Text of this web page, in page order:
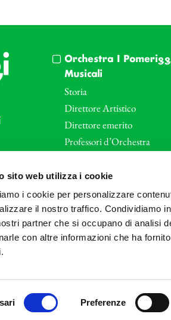
sito web utilizza i cookie
i cookie per personalizzare
il nostro traffico. Condividiamo
partner che si occupano di analisi
con altre informazioni che ha
Preferenze
Orchestra I
Musicali
Storia
Direttore Artistico
Direttore emerito
Professori d’Orchestra
Le sale
Art Bonus